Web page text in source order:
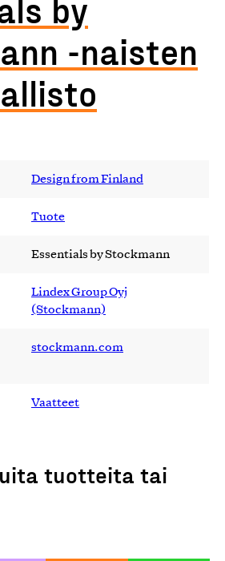
by
-naisten
Design from Finland
Tuote
Essentials by Stockmann
Lindex Group Oyj
(Stockmann)
stockmann.com
Vaatteet
tuotteita tai